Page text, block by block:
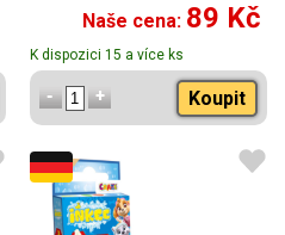
Naše cena: 89 Kč
K dispozici 15 a více ks
Koupit